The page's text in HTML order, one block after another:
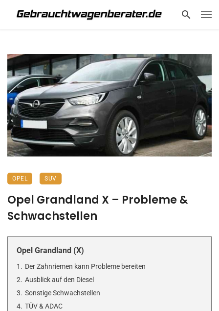
OPEL SUV
Opel Grandland X – Probleme &
Schwachstellen
Opel Grandland (X)
1. Der Zahnriemen kann Probleme bereiten
2. Ausblick auf den Diesel
3. Sonstige Schwachstellen
4. TÜV & ADAC